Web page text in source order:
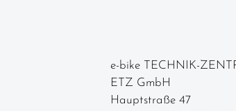
e-bike TECHNIK-
ETZ GmbH
Hauptstraße 47